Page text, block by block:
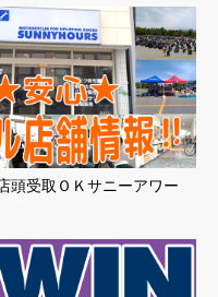
頭受取ＯＫサニーアワー